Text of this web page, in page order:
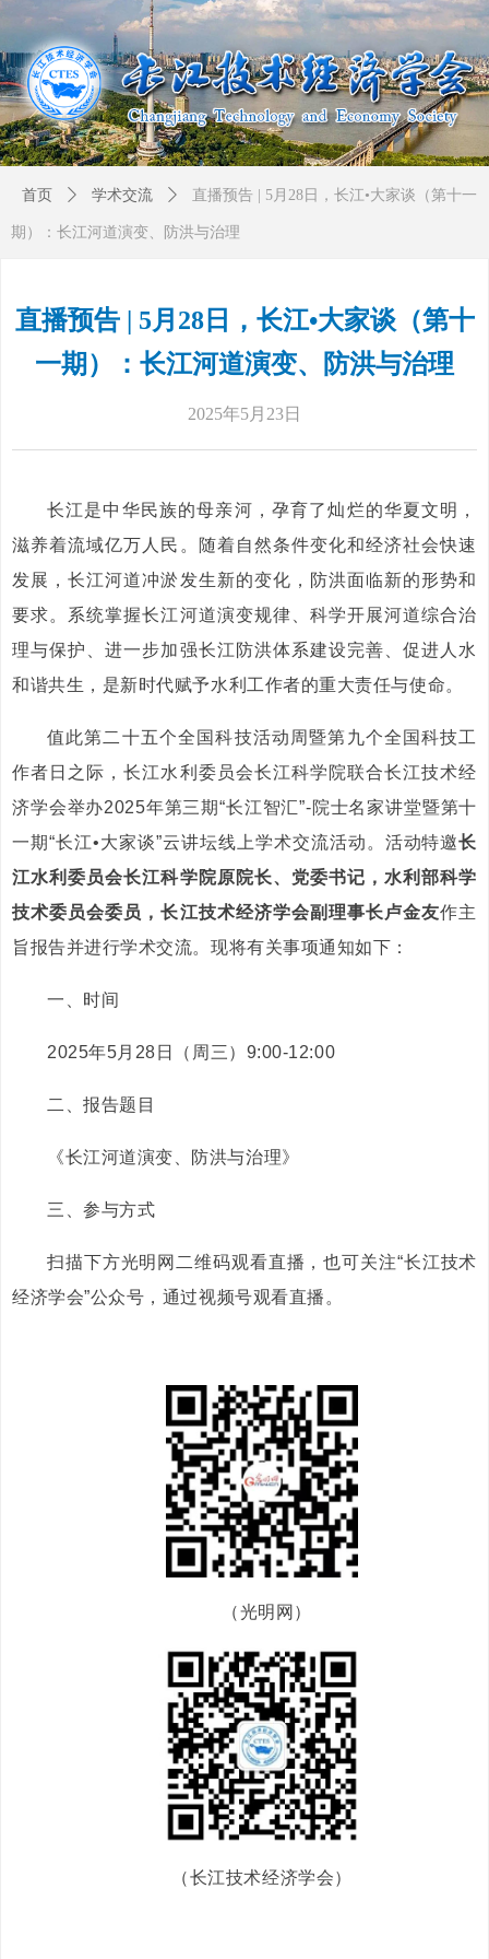
直播预告 | 5月28日，长江•大家谈（第十
一期）：长江河道演变、防洪与治理
2025年5月23日
长江是中华民族的母亲河，孕育了灿烂的华夏文明，
滋养着流域亿万人民。随着自然条件变化和经济社会快速
发展，长江河道冲淤发生新的变化，防洪面临新的形势和
要求。系统掌握长江河道演变规律、科学开展河道综合治
理与保护、进一步加强长江防洪体系建设完善、促进人水
和谐共生，是新时代赋予水利工作者的重大责任与使命。
值此第二十五个全国科技活动周暨第九个全国科技工
作者日之际，长江水利委员会长江科学院联合长江技术经
济学会举办2025年第三期“长江智汇”-院士名家讲堂暨第十
一期“长江•大家谈”云讲坛线上学术交流活动。活动特邀长
江水利委员会长江科学院原院长、党委书记，水利部科学
技术委员会委员，长江技术经济学会副理事长卢金友作主
旨报告并进行学术交流。现将有关事项通知如下：
一、时间
2025年5月28日（周三）9:00-12:00
二、报告题目
《长江河道演变、防洪与治理》
三、参与方式
扫描下方光明网二维码观看直播，也可关注“长江技术
经济学会”公众号，通过视频号观看直播。
（光明网）
（长江技术经济学会）
首页 ꄲ 学术交流 ꄲ 直播预告 | 5月28日，长江•大家谈（第十一
期）：长江河道演变、防洪与治理